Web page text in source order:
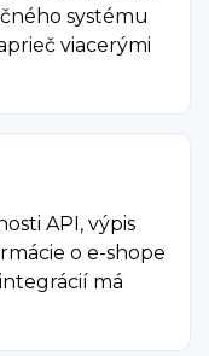
systému
viacerými
API, výpis
o e-shope
má